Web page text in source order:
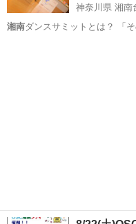
神奈川県 湘南
湘南ダンスサミットとは？ 「